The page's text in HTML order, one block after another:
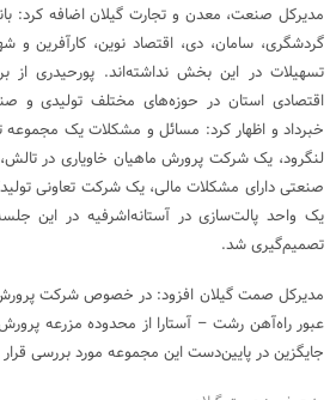
مدیرکل صنعت، معدن و تجارت گیلان اضافه کرد:
گردشگری، سامان، دی، اقتصاد نوین، کارآفرین
اقتصادی استان در حوزه‌های مختلف تولیدی و
خبرداد و اظهار کرد: مسائل و مشکلات یک
لنگرود، یک شرکت پرورش ماهیان خاویاری در
صنعتی دارای مشکلات مالی، یک شرکت تعاونی
یک واحد پالت‌سازی در آستانه‌اشرفیه در این
تصمیم‌گیری شد.
مدیرکل صمت گیلان افزود: در خصوص شرکت
عبور راه‌آهن رشت – آستارا از محدوده مزرعه
جایگزین در پایین‌دست این مجموعه مورد بررسی